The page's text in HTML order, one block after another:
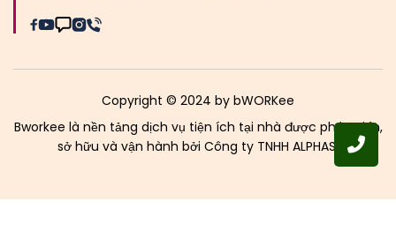
Copyright © 2024 by bWORKee
Bworkee là nền tảng dịch vụ tiện ích tại nhà được phát triển,
sở hữu và vận hành bởi Công ty TNHH ALPHAS.